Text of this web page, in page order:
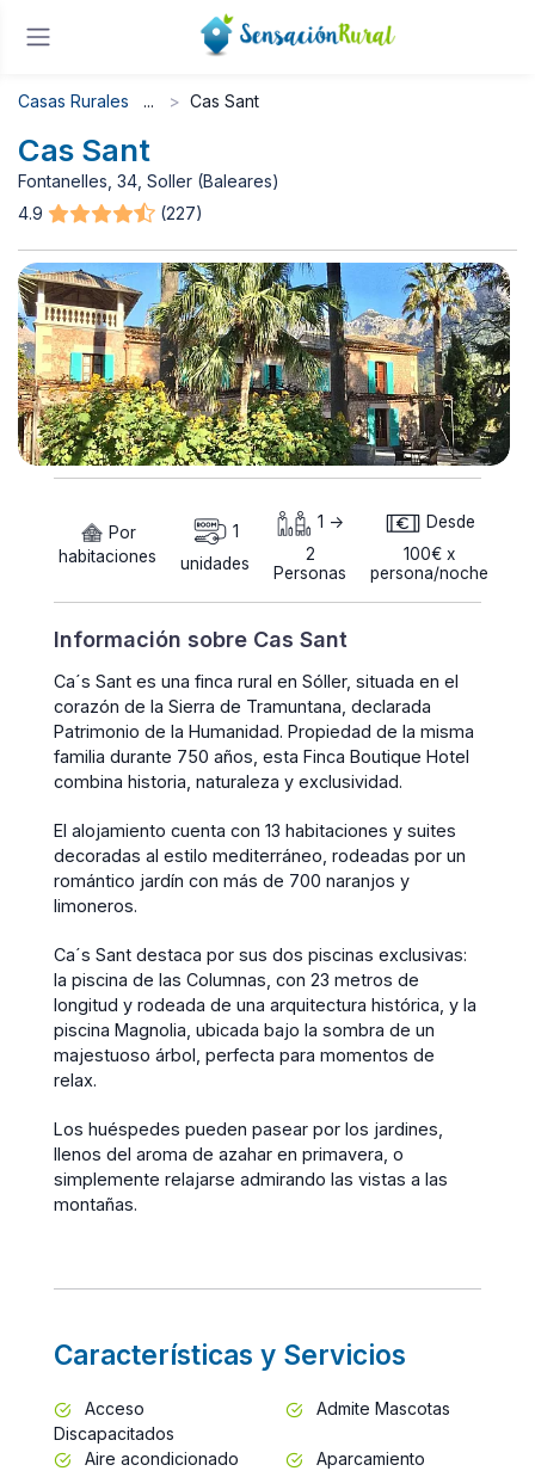
Casas Rurales Cas Sant
Cas Sant
Fontanelles, 34, Soller (Baleares)
4.9
(227)
Por
habitaciones
1
unidades
1 ->
2
Personas
Desde
100€ x
persona/noche
Información sobre Cas Sant
Ca´s Sant es una finca rural en Sóller, situada en el
corazón de la Sierra de Tramuntana, declarada
Patrimonio de la Humanidad. Propiedad de la misma
familia durante 750 años, esta Finca Boutique Hotel
combina historia, naturaleza y exclusividad.
El alojamiento cuenta con 13 habitaciones y suites
decoradas al estilo mediterráneo, rodeadas por un
romántico jardín con más de 700 naranjos y
limoneros.
Ca´s Sant destaca por sus dos piscinas exclusivas:
la piscina de las Columnas, con 23 metros de
longitud y rodeada de una arquitectura histórica, y la
piscina Magnolia, ubicada bajo la sombra de un
majestuoso árbol, perfecta para momentos de
relax.
Los huéspedes pueden pasear por los jardines,
llenos del aroma de azahar en primavera, o
simplemente relajarse admirando las vistas a las
montañas.
Características y Servicios
Acceso
Discapacitados
Admite Mascotas
Aire acondicionado
Aparcamiento